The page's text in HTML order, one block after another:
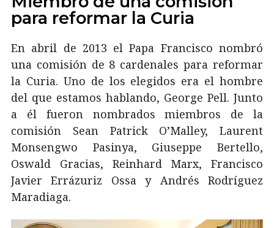
para reformar la Curia
En abril de 2013 el Papa Francisco nombró
una comisión de 8 cardenales para reformar
la Curia. Uno de los elegidos era el hombre
del que estamos hablando, George Pell. Junto
a él fueron nombrados miembros de la
comisión Sean Patrick O’Malley, Laurent
Monsengwo Pasinya, Giuseppe Bertello,
Oswald Gracias, Reinhard Marx, Francisco
Javier Errázuriz Ossa y Andrés Rodríguez
Maradiaga.